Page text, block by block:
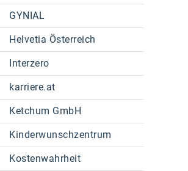
GYNIAL
Helvetia Österreich
Interzero
karriere.at
Ketchum GmbH
Kinderwunschzentrum
Kostenwahrheit